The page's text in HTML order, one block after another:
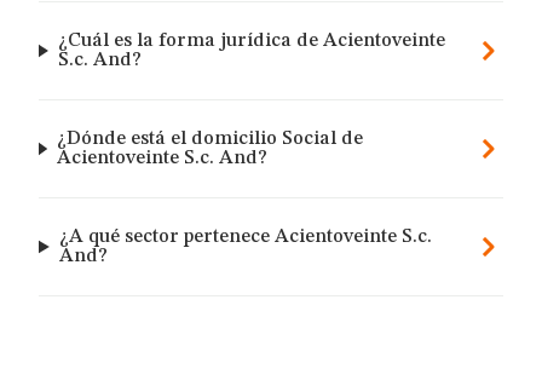
¿Cuál es la forma jurídica de Acientoveinte
S.c. And?
¿Dónde está el domicilio Social de
Acientoveinte S.c. And?
¿A qué sector pertenece Acientoveinte S.c.
And?